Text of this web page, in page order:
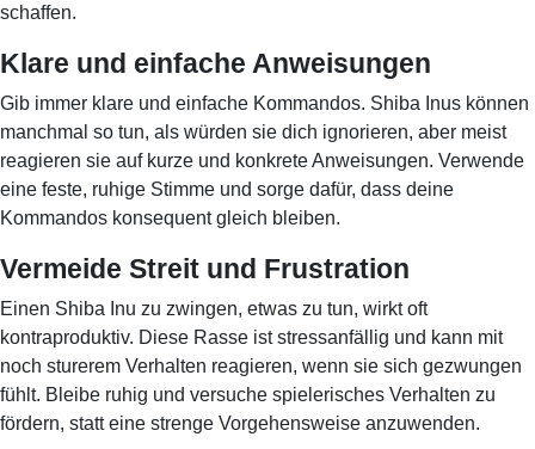
schaffen.
Klare und einfache Anweisungen
Gib immer klare und einfache Kommandos. Shiba Inus können
manchmal so tun, als würden sie dich ignorieren, aber meist
reagieren sie auf kurze und konkrete Anweisungen. Verwende
eine feste, ruhige Stimme und sorge dafür, dass deine
Kommandos konsequent gleich bleiben.
Vermeide Streit und Frustration
Einen Shiba Inu zu zwingen, etwas zu tun, wirkt oft
kontraproduktiv. Diese Rasse ist stressanfällig und kann mit
noch sturerem Verhalten reagieren, wenn sie sich gezwungen
fühlt. Bleibe ruhig und versuche spielerisches Verhalten zu
fördern, statt eine strenge Vorgehensweise anzuwenden.